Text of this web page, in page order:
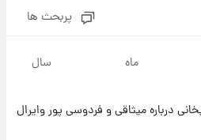
مرداد ۱۴۰۵ +جدول
پربحث ها
ماه سال
درباره میثاقی و فردوسی پور وایرال